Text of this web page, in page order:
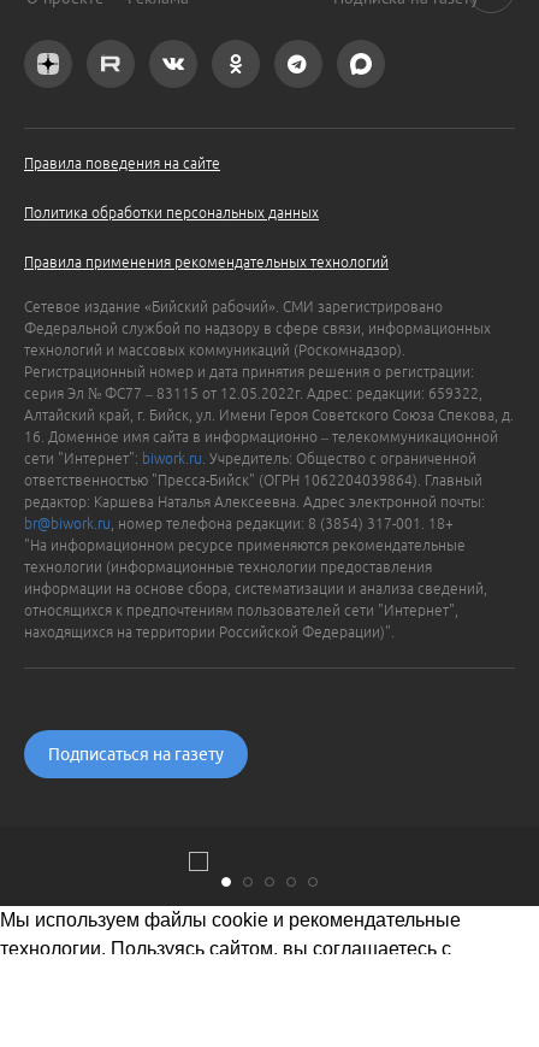
Правила поведения на сайте
Политика обработки персональных данных
Правила применения рекомендательных технологий
Сетевое издание «Бийский рабочий». СМИ зарегистрировано
Федеральной службой по надзору в сфере связи, информационных
технологий и массовых коммуникаций (Роскомнадзор).
Регистрационный номер и дата принятия решения о регистрации:
серия Эл № ФС77 – 83115 от 12.05.2022г. Адрес: редакции: 659322,
Алтайский край, г. Бийск, ул. Имени Героя Советского Союза Спекова, д.
16. Доменное имя сайта в информационно – телекоммуникационной
сети "Интернет": biwork.ru . Учредитель: Общество с ограниченной
ответственностью "Пресса-Бийск" (ОГРН 1062204039864). Главный
редактор: Каршева Наталья Алексеевна. Адрес электронной почты:
br@biwork.ru , номер телефона редакции: 8 (3854) 317-001. 18+
"На информационном ресурсе применяются рекомендательные
технологии (информационные технологии предоставления
информации на основе сбора, систематизации и анализа сведений,
относящихся к предпочтениям пользователей сети "Интернет",
находящихся на территории Российской Федерации)".
Подписаться на газету
Мы используем файлы cookie и рекомендательные
технологии. Пользуясь сайтом, вы соглашаетесь с